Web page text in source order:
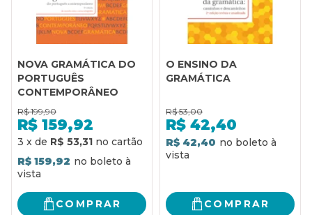
NOVA GRAMÁTICA DO
PORTUGUÊS
CONTEMPORÂNEO
R$ 199,90
R$ 159,92
3 x de R$ 53,31
R$ 159,92
COMPRAR
O ENSINO DA
GRAMÁTICA
R$ 53,00
R$ 42,40
R$ 42,40
COMPRAR